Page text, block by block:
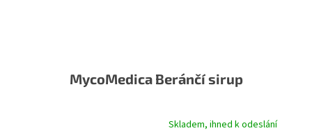
MycoMedica Beránčí sirup
Skladem, ihned k odeslání